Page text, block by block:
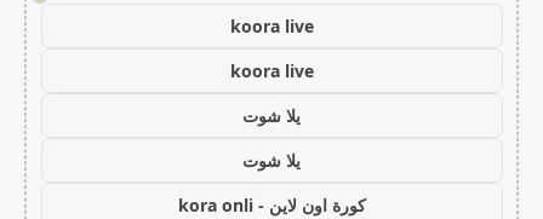
koora live
koora live
يلا شوت
يلا شوت
كورة اون لاين - kora onli